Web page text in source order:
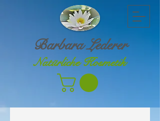
Barbara Lederer
Natürliche Kosmetik